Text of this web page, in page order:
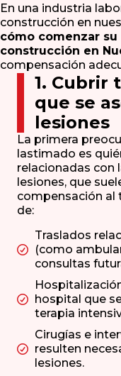
En una industria
construcción en
cómo comenzar
construcción en
compensación
1. Cubrir
que se
lesiones
La primera
lastimado es
relacionadas con
lesiones, que
compensación al
de:
Traslados
(como
consultas
hospital que
terapia
Cirugías e
resulten
lesiones.